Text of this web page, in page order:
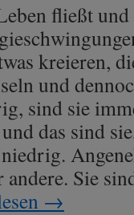
fließt und
kreieren,
und
sind sie
das sind
Sie
→